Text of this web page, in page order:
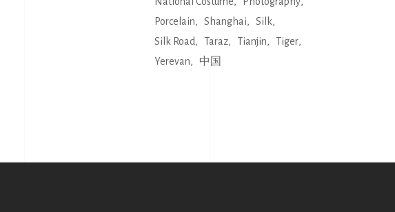
Porcelain
Shanghai
Silk
Silk Road
Taraz Tianjin
Tiger
Yerevan
中国